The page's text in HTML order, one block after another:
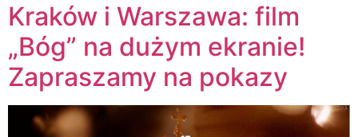
Kraków i Warszawa: film
„Bóg” na dużym ekranie!
Zapraszamy na pokazy